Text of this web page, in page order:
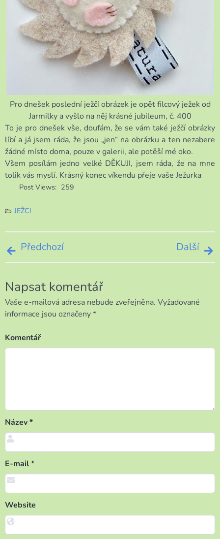
Pro dnešek poslední ježčí obrázek je opět filcový ježek od
Jarmilky a vyšlo na něj krásné jubileum, č. 400
To je pro dnešek vše, doufám, že se vám také ježčí obrázky
líbí a já jsem ráda, že jsou „jen“ na obrázku a ten nezabere
žádné místo doma, pouze v galerii, ale potěší mé oko.
Všem posílám jedno velké DĚKUJI, jsem ráda, že na mne
tolik vás myslí. Krásný konec víkendu přeje vaše Ježurka
Post Views: 259
JEŽCI
Navigace
příspěvek
Předchozí Další
Napsat komentář
Vaše e-mailová adresa nebude zveřejněna. Vyžadované
informace jsou označeny*
Komentář
Název*
E-mail*
Website